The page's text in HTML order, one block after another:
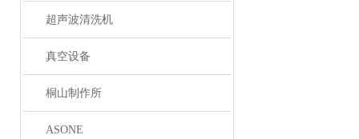
超声波清洗机
真空设备
桐山制作所
ASONE